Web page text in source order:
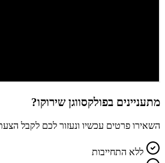
מתעניינים בפולקסווגן שירוקו?
השאירו פרטים עכשיו ונעזור לכם לקבל
ללא התחייבות